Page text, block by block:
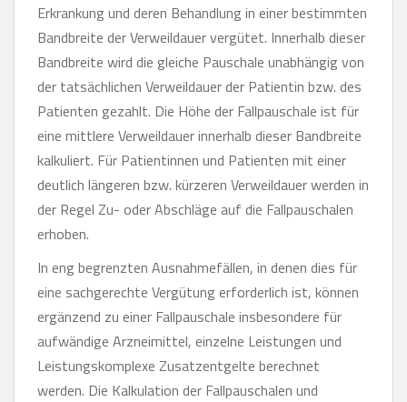
Erkrankung und deren Behandlung in einer bestimmten
Bandbreite der Verweildauer vergütet. Innerhalb dieser
Bandbreite wird die gleiche Pauschale unabhängig von
der tatsächlichen Verweildauer der Patientin bzw. des
Patienten gezahlt. Die Höhe der Fallpauschale ist für
eine mittlere Verweildauer innerhalb dieser Bandbreite
kalkuliert. Für Patientinnen und Patienten mit einer
deutlich längeren bzw. kürzeren Verweildauer werden in
der Regel Zu- oder Abschläge auf die Fallpauschalen
erhoben.
In eng begrenzten Ausnahmefällen, in denen dies für
eine sachgerechte Vergütung erforderlich ist, können
ergänzend zu einer Fallpauschale insbesondere für
aufwändige Arzneimittel, einzelne Leistungen und
Leistungskomplexe Zusatzentgelte berechnet
werden. Die Kalkulation der Fallpauschalen und